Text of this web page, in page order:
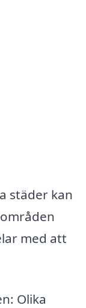
städer kan
med att
Olika